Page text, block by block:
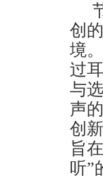
创
境。
过
与
声
创
旨在
听”